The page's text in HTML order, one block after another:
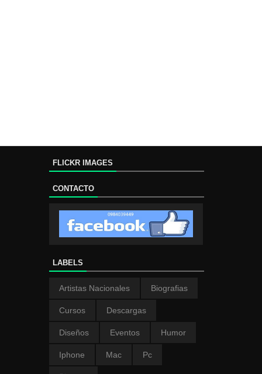
FLICKR IMAGES
CONTACTO
LABELS
Artistas Nacionales Biografias
Cursos Descargas
Diseños Eventos Humor
Iphone Mac Pc